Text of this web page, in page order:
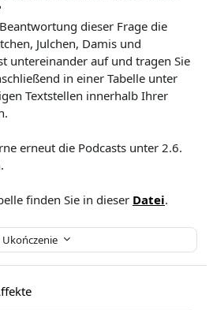
Ukończenie
dieser Frage die
Julchen, Damis und
untereinander auf und tragen Sie
in einer Tabelle unter
Textstellen innerhalb Ihrer
erneut die Podcasts unter 2.6.
finden Sie in dieser Datei.
Zadanie